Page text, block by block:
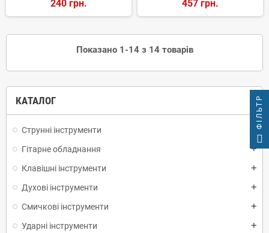
КАТАЛОГ
Струнні інструменти add
Гітарне обладнання add
Клавішні інструменти add
Духові інструменти add
Смичкові інструменти add
Ударні інструменти add
240 грн. 457 грн.
Показано 1-14 з 14 товарів
ФІЛЬТР